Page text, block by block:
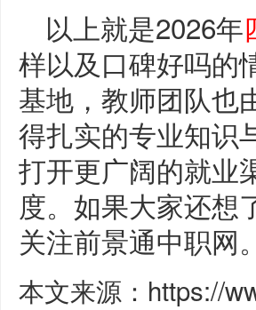
以上就是2026年
样以及口碑好吗的
基地，教师团队也
得扎实的专业知识
打开更广阔的就业
度。如果大家还想
关注前景通中职网。
本文来源：https://